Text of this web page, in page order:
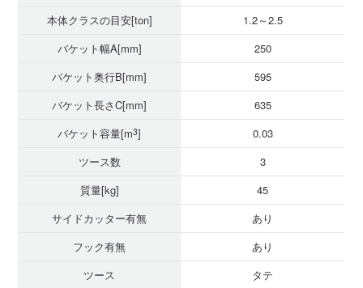
本体クラスの目安[ton]
1.2～2.5
バケット幅A[mm]
250
バケット奥行B[mm]
595
バケット長さC[mm]
635
バケット容量[m3]
0.03
ツース数
3
質量[kg]
45
サイドカッター有無
あり
フック有無
あり
ツース
タテ